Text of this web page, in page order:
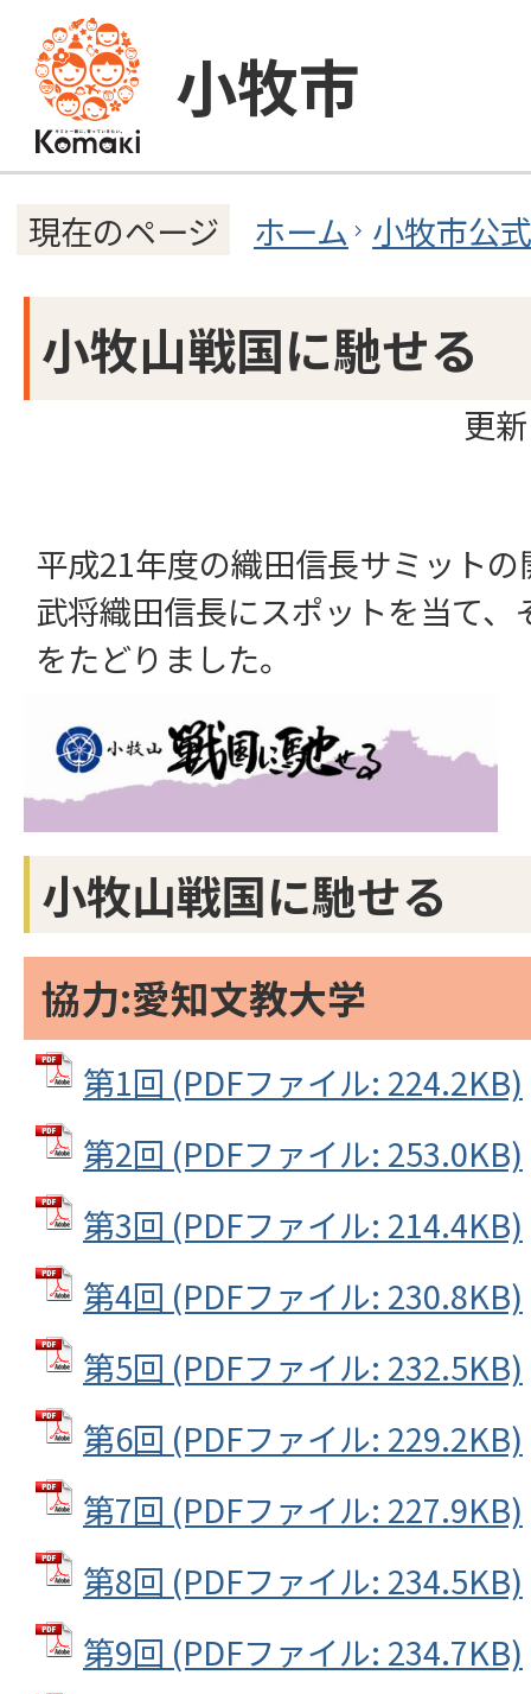
小牧市
現在のページ ホーム 小牧市公
小牧山戦国に馳せる
更
平成21年度の織田信長サミット
武将織田信長にスポットを当て、
をたどりました。
小牧山戦国に馳せる
協力:愛知文教大学
第1回 (PDFファイル: 224.2KB)
第2回 (PDFファイル: 253.0KB)
第3回 (PDFファイル: 214.4KB)
第4回 (PDFファイル: 230.8KB)
第5回 (PDFファイル: 232.5KB)
第6回 (PDFファイル: 229.2KB)
第7回 (PDFファイル: 227.9KB)
第8回 (PDFファイル: 234.5KB)
第9回 (PDFファイル: 234.7KB)